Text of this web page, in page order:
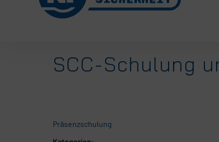
SCC-Schulung
Präsenzschulung